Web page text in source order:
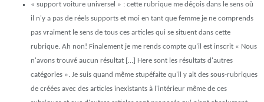
« support voiture universel » : cette rubrique me déçois dans le sens où
il n'y a pas de réels supports et moi en tant que femme je ne comprends
pas vraiment le sens de tous ces articles qui se situent dans cette
rubrique. Ah non! Finalement je me rends compte qu'il est inscrit « Nous
n'avons trouvé aucun résultat […] Here sont les résultats d'autres
catégories ». Je suis quand même stupéfaite qu'il y ait des sous-rubriques
de créées avec des articles inexistants à l'intérieur même de ces